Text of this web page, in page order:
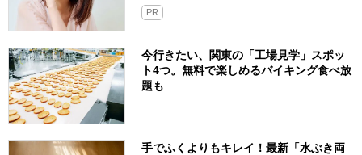
PR
今行きたい、関東の「工場見学」スポッ
ト4つ。無料で楽しめるバイキング食べ放
題も
手でふくよりもキレイ！最新「水ぶき両